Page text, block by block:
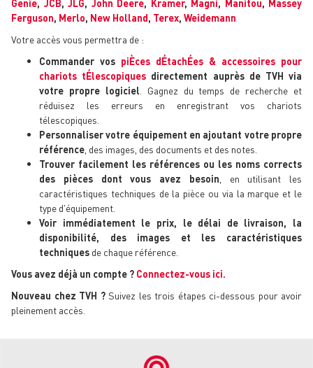
Genie, JCB, JLG, John Deere, Kramer, Magni, Manitou, Massey
Ferguson, Merlo, New Holland, Terex, Weidemann
Votre accès vous permettra de :
Commander vos piÈces dÉtachÉes & accessoires pour
chariots tÉlescopiques directement auprès de TVH via
votre propre logiciel . Gagnez du temps de recherche et
réduisez les erreurs en enregistrant vos chariots
télescopiques.
Personnaliser votre équipement en ajoutant votre propre
référence , des images, des documents et des notes.
Trouver facilement les références ou les noms corrects
des pièces dont vous avez besoin , en utilisant les
caractéristiques techniques de la pièce ou via la marque et le
type d'équipement.
Voir immédiatement le prix, le délai de livraison, la
disponibilité, des images et les caractéristiques
techniques de chaque référence.
Vous avez déjà un compte ? Connectez-vous ici.
Nouveau chez TVH ?Suivez les trois étapes ci-dessous pour avoir
pleinement accès.